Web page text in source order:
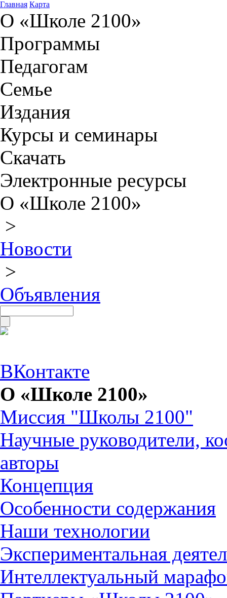
Главная Карта
О «Школе 2100»
Программы
Педагогам
Семье
Издания
Курсы и семинары
Скачать
Электронные ресурсы
О «Школе 2100»
>
Новости
>
Объявления
ВКонтакте
О «Школе 2100»
Миссия "Школы 2100"
Научные руководители,
авторы
Концепция
Особенности содержания
Наши технологии
Экспериментальная
Интеллектуальный